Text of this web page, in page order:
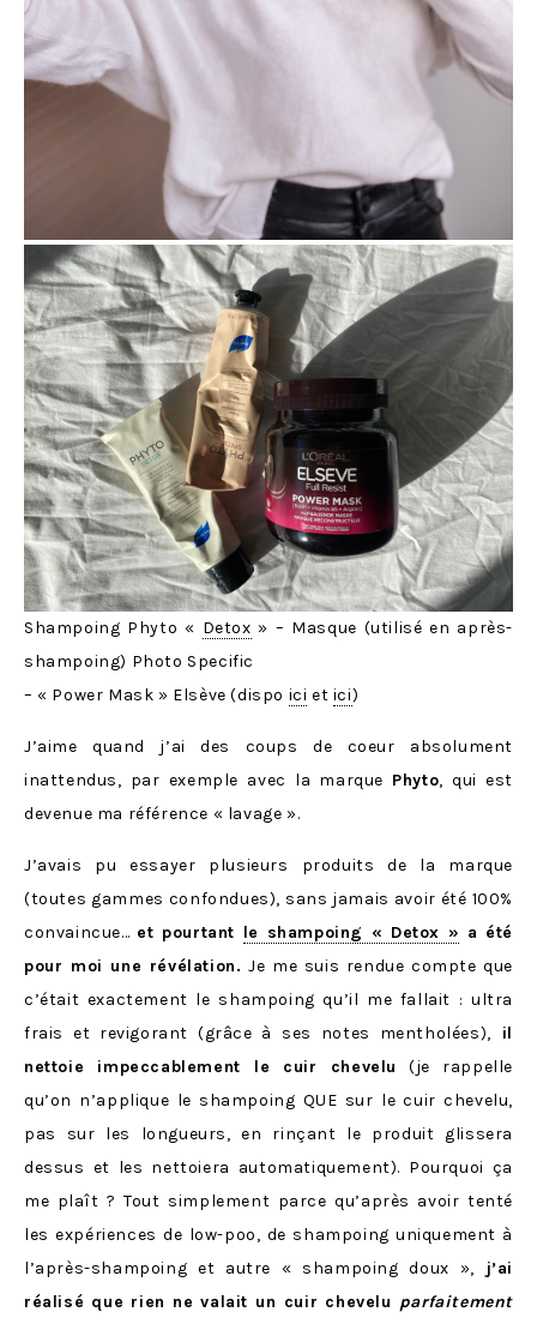
Shampoing Phyto « Detox » – Masque (utilisé en après-
shampoing) Photo Specific
– « Power Mask » Elsève (dispo ici et ici)
J’aime quand j’ai des coups de coeur absolument
inattendus, par exemple avec la marque Phyto, qui est
devenue ma référence « lavage ».
J’avais pu essayer plusieurs produits de la marque
(toutes gammes confondues), sans jamais avoir été 100%
convaincue… et pourtant le shampoing « Detox » a été
pour moi une révélation. Je me suis rendue compte que
c’était exactement le shampoing qu’il me fallait : ultra
frais et revigorant (grâce à ses notes mentholées), il
nettoie impeccablement le cuir chevelu
(je rappelle
qu’on n’applique le shampoing QUE sur le cuir chevelu,
pas sur les longueurs, en rinçant le produit glissera
dessus et les nettoiera automatiquement). Pourquoi ça
me plaît ? Tout simplement parce qu’après avoir tenté
les expériences de low-poo, de shampoing uniquement à
l’après-shampoing et autre « shampoing doux »,
j’ai
réalisé que rien ne valait un cuir chevelu parfaitement